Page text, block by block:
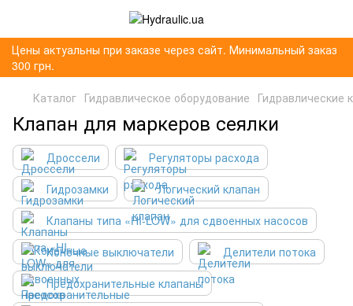
Цены актуальны при заказе через сайт. Минимальный заказ
300 грн.
Каталог Гидравлическое оборудование Гидравлические
Клапан для маркеров сеялки
Дроссели
Регуляторы расхода
Гидрозамки
Логический клапан
Клапаны типа «HI-LOW» для сдвоенных насосов
Конечные выключатели
Делители потока
Предохранительные клапаны